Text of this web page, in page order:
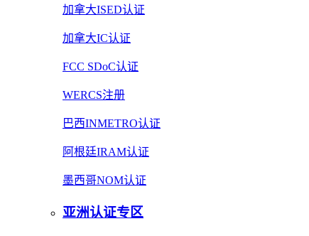
加拿大ISED认证
加拿大IC认证
FCC SDoC认证
WERCS注册
巴西INMETRO认证
阿根廷IRAM认证
墨西哥NOM认证
亚洲认证专区